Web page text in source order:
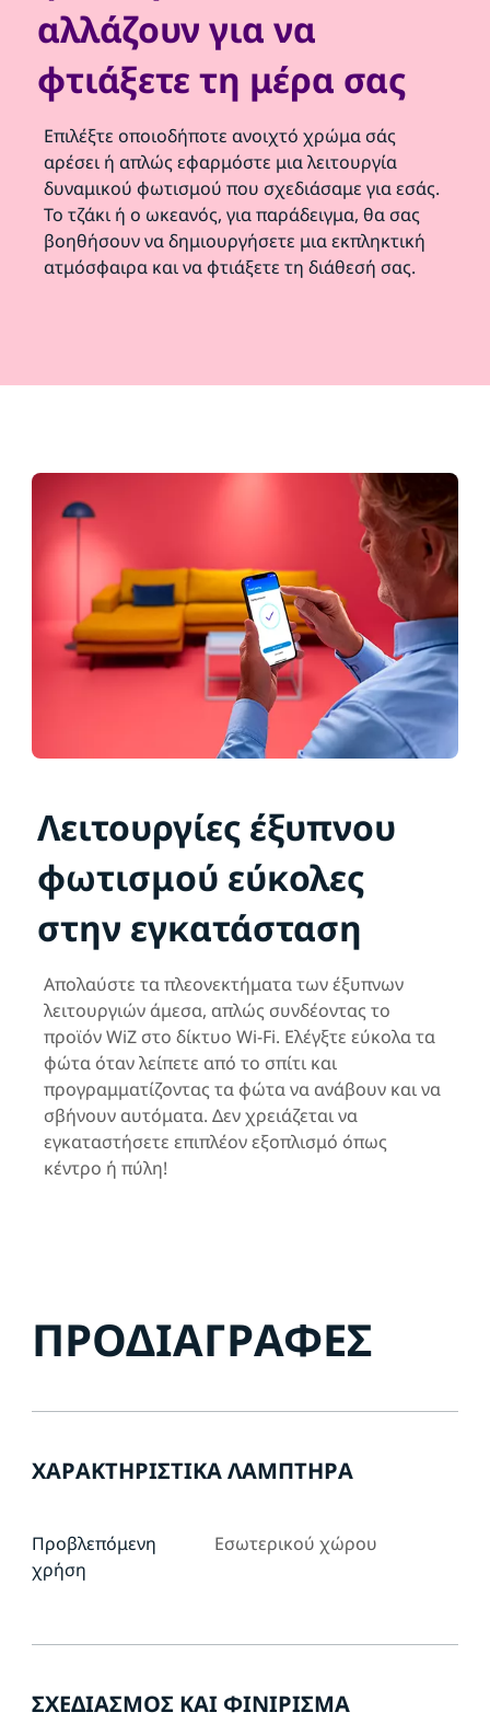
αλλάζουν για να
φτιάξετε τη μέρα σας
Επιλέξτε οποιοδήποτε ανοιχτό χρώμα σάς
αρέσει ή απλώς εφαρμόστε μια λειτουργία
δυναμικού φωτισμού που σχεδιάσαμε για εσάς.
Το τζάκι ή ο ωκεανός, για παράδειγμα, θα σας
βοηθήσουν να δημιουργήσετε μια εκπληκτική
ατμόσφαιρα και να φτιάξετε τη διάθεσή σας.
Λειτουργίες έξυπνου
φωτισμού εύκολες
στην εγκατάσταση
Απολαύστε τα πλεονεκτήματα των έξυπνων
λειτουργιών άμεσα, απλώς συνδέοντας το
προϊόν WiZ στο δίκτυο Wi-Fi. Ελέγξτε εύκολα τα
φώτα όταν λείπετε από το σπίτι και
προγραμματίζοντας τα φώτα να ανάβουν και να
σβήνουν αυτόματα. Δεν χρειάζεται να
εγκαταστήσετε επιπλέον εξοπλισμό όπως
κέντρο ή πύλη!
ΠΡΟΔΙΑΓΡΑΦΈΣ
ΧΑΡΑΚΤΗΡΙΣΤΙΚΆ ΛΑΜΠΤΉΡΑ
Προβλεπόμενη
χρήση
Εσωτερικού χώρου
ΣΧΕΔΙΑΣΜΌΣ ΚΑΙ ΦΙΝΊΡΙΣΜΑ